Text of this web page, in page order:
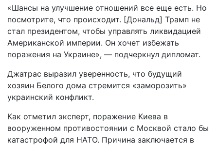
«Шансы на улучшение отношений все еще есть. Но
посмотрите, что происходит. [Дональд] Трамп не
стал президентом, чтобы управлять ликвидацией
Американской империи. Он хочет избежать
поражения на Украине», — подчеркнул дипломат.
Джатрас выразил уверенность, что будущий
хозяин Белого дома стремится «заморозить»
украинский конфликт.
Как отметил эксперт, поражение Киева в
вооруженном противостоянии с Москвой стало бы
катастрофой для НАТО. Причина заключается в